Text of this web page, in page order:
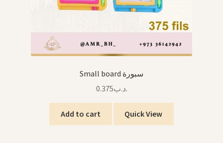
Small board سبورة
.د.ب0.375
Add to cart Quick View